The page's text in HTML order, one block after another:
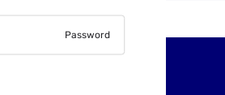
Password